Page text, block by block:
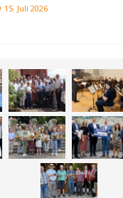
15. Juli 2026